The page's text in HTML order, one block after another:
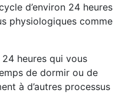
d’environ 24 heures
physiologiques comme
heures qui vous
de dormir ou de
à d’autres processus